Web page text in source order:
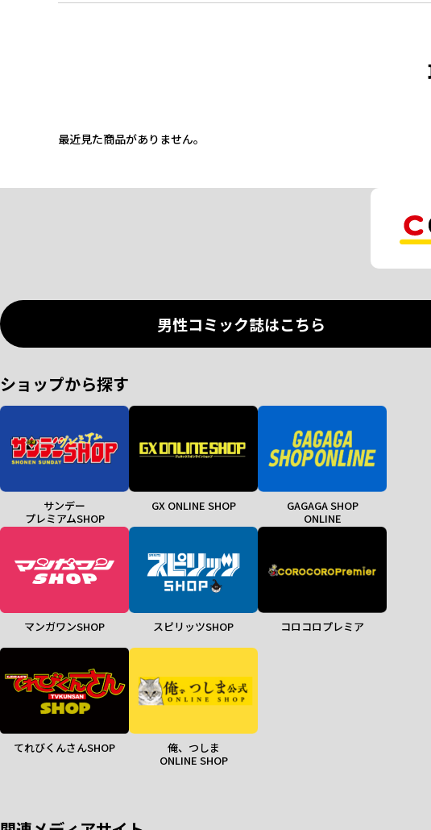
最近見た商品がありません。
男性コミック誌はこちら
ショップから探す
サンデー
プレミアムSHOP
GX ONLINE SHOP
GAGAGA SHOP
ONLINE
マンガワンSHOP スピリッツSHOP コロコロプレミア
てれびくんさんSHOP
俺、つしま
ONLINE SHOP